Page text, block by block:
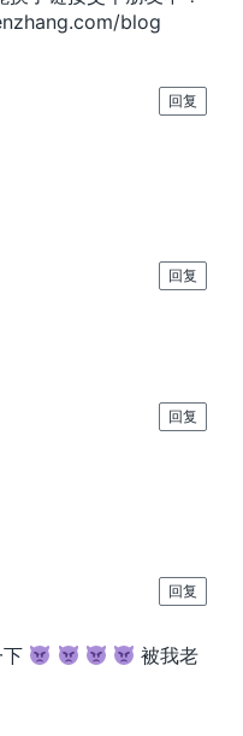
blog
回复
回复
回复
被我老
回复